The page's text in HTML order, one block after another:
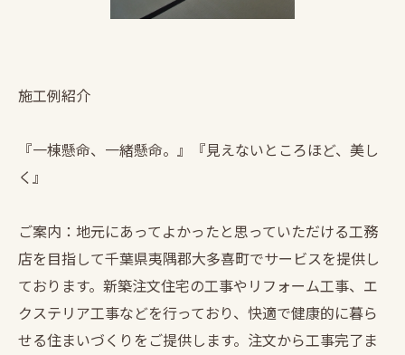
施工例紹介
『一棟懸命、一緒懸命。』『見えないところほど、美し
く』
ご案内：地元にあってよかったと思っていただける工務
店を目指して千葉県夷隅郡大多喜町でサービスを提供し
ております。新築注文住宅の工事やリフォーム工事、エ
クステリア工事などを行っており、快適で健康的に暮ら
せる住まいづくりをご提供します。注文から工事完了ま